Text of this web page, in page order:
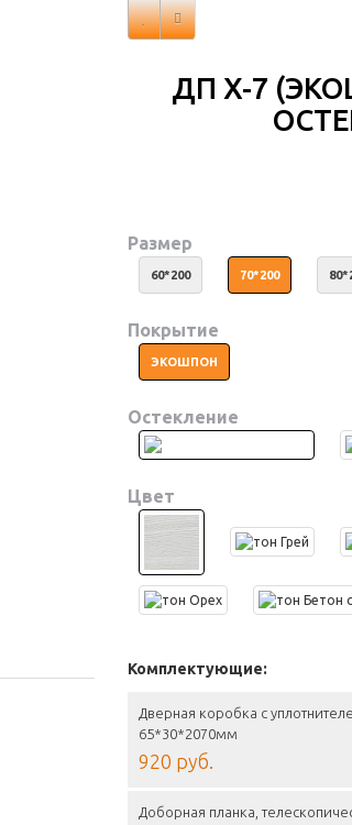
ДП X-7
Размер
60*200 70*200
Покрытие
ЭКОШПОН
Остекление
Цвет
Комплектующие:
Дверная коробка с
65*30*2070мм
920 руб.
Доборная планка,